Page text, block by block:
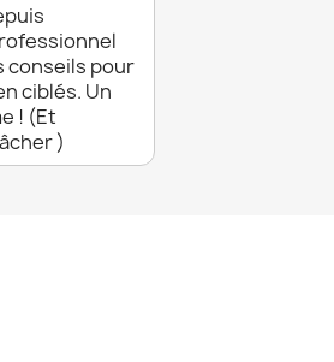
conseils pour
ciblés. Un
! (Et
)